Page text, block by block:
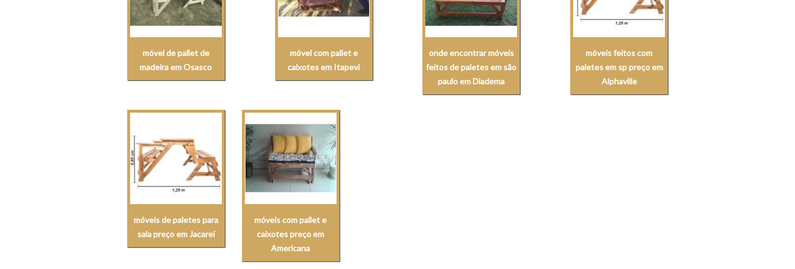
móvel de pallet de
madeira em Osasco
móvel com pallet e
caixotes em Itapevi
onde encontrar móveis
feitos de paletes em são
paulo em Diadema
móveis feitos com
paletes em sp preço em
Alphaville
móveis de paletes para
sala preço em Jacareí
móveis com pallet e
caixotes preço em
Americana